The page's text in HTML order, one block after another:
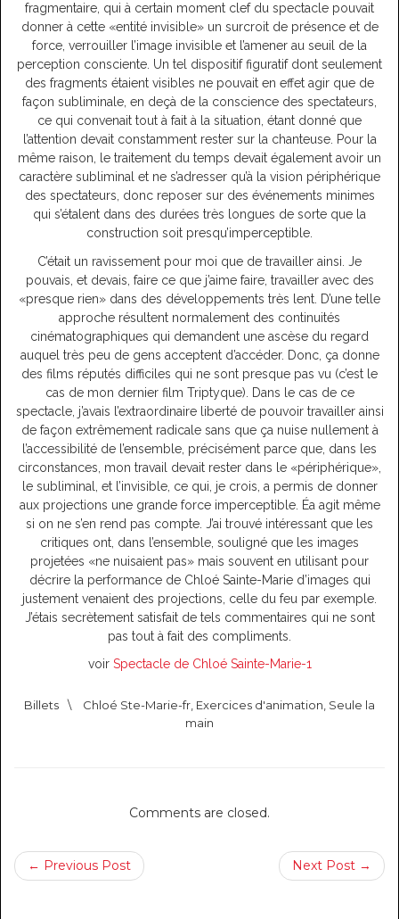
fragmentaire, qui à certain moment clef du spectacle pouvait
donner à cette «entité invisible» un surcroit de présence et de
force, verrouiller l’image invisible et l’amener au seuil de la
perception consciente. Un tel dispositif figuratif dont seulement
des fragments étaient visibles ne pouvait en effet agir que de
façon subliminale, en deçà de la conscience des spectateurs,
ce qui convenait tout à fait à la situation, étant donné que
l’attention devait constamment rester sur la chanteuse. Pour la
même raison, le traitement du temps devait également avoir un
caractère subliminal et ne s’adresser qu’à la vision périphérique
des spectateurs, donc reposer sur des événements minimes
qui s’étalent dans des durées très longues de sorte que la
construction soit presqu’imperceptible.
C’était un ravissement pour moi que de travailler ainsi. Je
pouvais, et devais, faire ce que j’aime faire, travailler avec des
«presque rien» dans des développements très lent. D’une telle
approche résultent normalement des continuités
cinématographiques qui demandent une ascèse du regard
auquel très peu de gens acceptent d’accéder. Donc, ça donne
des films réputés difficiles qui ne sont presque pas vu (c’est le
cas de mon dernier film Triptyque). Dans le cas de ce
spectacle, j’avais l’extraordinaire liberté de pouvoir travailler ainsi
de façon extrêmement radicale sans que ça nuise nullement à
l’accessibilité de l’ensemble, précisément parce que, dans les
circonstances, mon travail devait rester dans le «périphérique»,
le subliminal, et l’invisible, ce qui, je crois, a permis de donner
aux projections une grande force imperceptible. Éa agit même
si on ne s’en rend pas compte. J’ai trouvé intéressant que les
critiques ont, dans l’ensemble, souligné que les images
projetées «ne nuisaient pas» mais souvent en utilisant pour
décrire la performance de Chloé Sainte-Marie d’images qui
justement venaient des projections, celle du feu par exemple.
J’étais secrètement satisfait de tels commentaires qui ne sont
pas tout à fait des compliments.
voir Spectacle de Chloé Sainte-Marie-1
Billets \ Chloé Ste-Marie-fr Exercices d'animation Seule la
main
Comments are closed.
← Previous Post Next Post →